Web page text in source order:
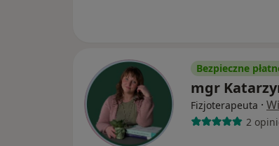
Bezpieczne
mgr
Fizjoterapeuta ·
2